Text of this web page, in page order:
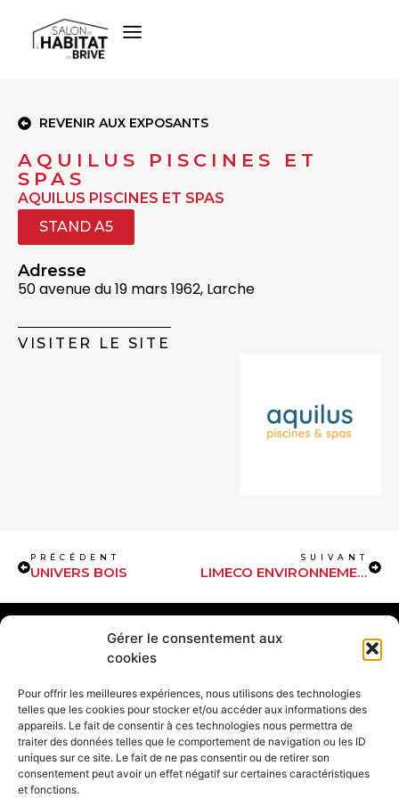
Gérer le consentement aux
cookies
Pour offrir les meilleures expériences, nous utilisons des technologies
telles que les cookies pour stocker et/ou accéder aux informations des
appareils. Le fait de consentir à ces technologies nous permettra de
traiter des données telles que le comportement de navigation ou les ID
uniques sur ce site. Le fait de ne pas consentir ou de retirer son
consentement peut avoir un effet négatif sur certaines caractéristiques
et fonctions.
REVENIR AUX EXPOSANTS
AQUILUS PISCINES ET
SPAS
AQUILUS PISCINES ET SPAS
STAND A5
Adresse
50 avenue du 19 mars 1962, Larche
VISITER LE SITE
PRÉCÉDENT
UNIVERS BOIS
SUIVANT
LIMECO ENVIRONNEMENT
Le Salon de l'Habitat de
Brive est un événement
organisé parl'association
du Salon de l'Habitat de Brive
etMCV Communication &
événements
Liens rapides
Mentions légales
Confidentialité
Réglement intérieur